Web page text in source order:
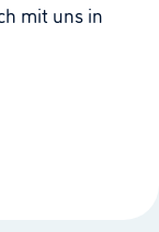
mit uns in